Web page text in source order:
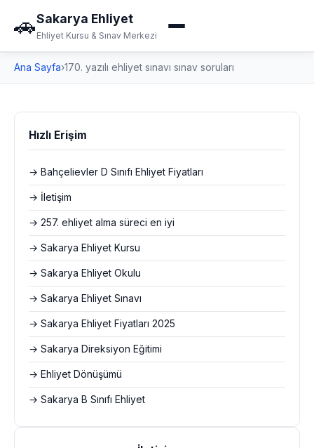
🚗Sakarya Ehliyet
Ehliyet Kursu & Sınav Merkezi
Ana Sayfa›170. yazılı ehliyet sınavı sınav soruları
Hızlı Erişim
→ Bahçelievler D Sınıfı Ehliyet Fiyatları
→ İletişim
→ 257. ehliyet alma süreci en iyi
→ Sakarya Ehliyet Kursu
→ Sakarya Ehliyet Okulu
→ Sakarya Ehliyet Sınavı
→ Sakarya Ehliyet Fiyatları 2025
→ Sakarya Direksiyon Eğitimi
→ Ehliyet Dönüşümü
→ Sakarya B Sınıfı Ehliyet